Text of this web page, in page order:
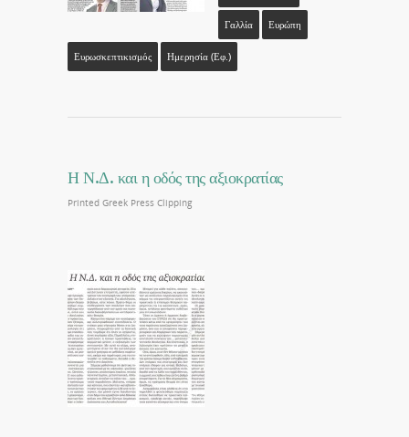
Γαλλία Ευρώπη
Ευρωσκεπτικισμός Ημερησία (εφ.)
Η Ν.Δ. και η οδός της αξιοκρατίας
Printed Greek Press Clipping